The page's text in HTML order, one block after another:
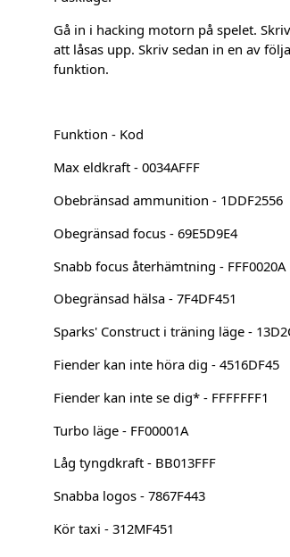
Gå in i hacking motorn på spelet.
att låsas upp. Skriv sedan in en av
funktion.
Funktion - Kod
Max eldkraft - 0034AFFF
Obebränsad ammunition - 1DDF2556
Obegränsad focus - 69E5D9E4
Snabb focus återhämtning - FFF0020A
Obegränsad hälsa - 7F4DF451
Sparks' Construct i träning läge -
Fiender kan inte höra dig - 4516DF45
Fiender kan inte se dig* - FFFFFFF1
Turbo läge - FF00001A
Låg tyngdkraft - BB013FFF
Snabba logos - 7867F443
Kör taxi - 312MF451